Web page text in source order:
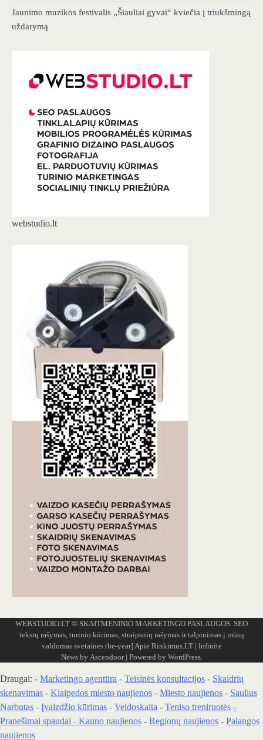
Jaunimo muzikos festivalis „Šiauliai gyvai“ kviečia į triukšmingą
uždarymą
webstudio.lt
WEBSTUDIO.LT © SKAITMENINIO MARKETINGO PASLAUGOS. SEO
tekstų rašymas, turinio kūrimas, straipsnių rašymas ir talpinimas į mūsų
valdomas svetaines.the-year] Apie Rinkimus.LT| Infinite
News by Ascendoor| Powered by WordPress.
Draugai: - Marketingo agentūra - Teisinės konsultacijos - Skaidrių
skenavimas - Klaipedos miesto naujienos - Miesto naujienos - Saulius
Narbutas - Įvaizdžio kūrimas - Veidoskaita - Teniso treniruotės -
Pranešimai spaudai - Kauno naujienos - Regionų naujienos - Palangos
naujienos